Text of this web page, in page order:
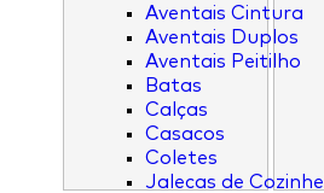
Aventais Cintura
Aventais Duplos
Aventais Peitilho
Batas
Calças
Casacos
Coletes
Jalecas de